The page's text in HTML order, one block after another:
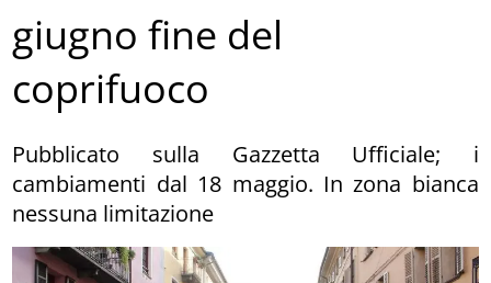
giugno fine del
coprifuoco
Pubblicato sulla Gazzetta Ufficiale; i
cambiamenti dal 18 maggio. In zona bianca
nessuna limitazione